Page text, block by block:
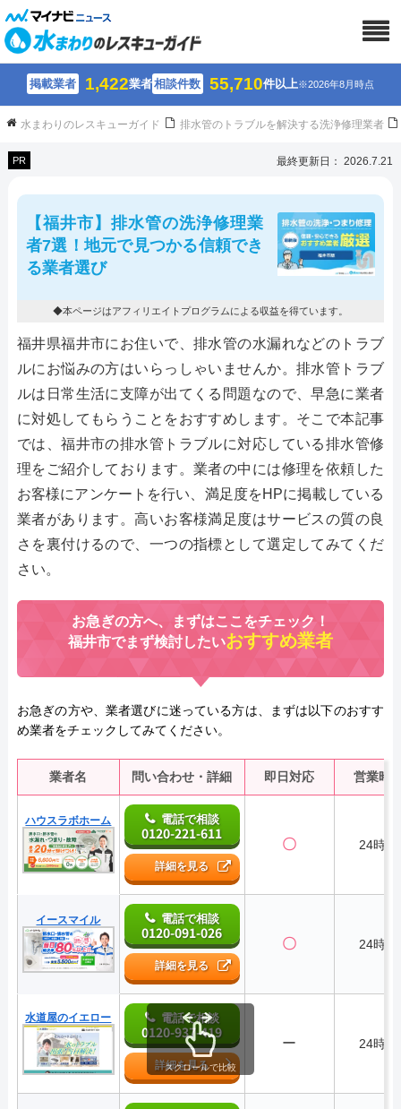
掲載業者 1,422業者相談件数 55,710件以上※2026年8月時点
水まわりのレスキューガイド 排水管のトラブルを解決する洗浄修理業者
PR 最終更新日： 2026.7.21
【福井市】排水管の洗浄修理業
者7選！地元で見つかる信頼でき
る業者選び
◆本ページはアフィリエイトプログラムによる収益を得ています。
福井県福井市にお住いで、排水管の水漏れなどのトラブ
ルにお悩みの方はいらっしゃいませんか。排水管トラブ
ルは日常生活に支障が出てくる問題なので、早急に業者
に対処してもらうことをおすすめします。そこで本記事
では、福井市の排水管トラブルに対応している排水管修
理をご紹介しております。業者の中には修理を依頼した
お客様にアンケートを行い、満足度をHPに掲載している
業者があります。高いお客様満足度はサービスの質の良
さを裏付けるので、一つの指標として選定してみてくだ
さい。
お急ぎの方へ、まずはここをチェック！
福井市でまず検討したいおすすめ業者
お急ぎの方や、業者選びに迷っている方は、まずは以下のおすす
め業者をチェックしてみてください。
業者名 問い合わせ・詳細 即日対応 営業時
ハウスラボホーム 電話で相談
0120-221-611
詳細を見る
〇 24時間
イースマイル 電話で相談
0120-091-026
詳細を見る
〇 24時間
水道屋のイエロー 電話で相談
0120-937-419
詳細を見る
ー 24時間
スクロールで比較